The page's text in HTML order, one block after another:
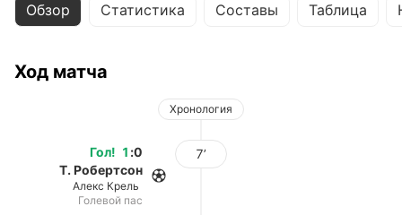
Обзор Статистика Составы Таблица
Ход матча
Хронология
Гол! 1 :0
Т. Робертсон
Алекс Крель
Голевой пас
7’